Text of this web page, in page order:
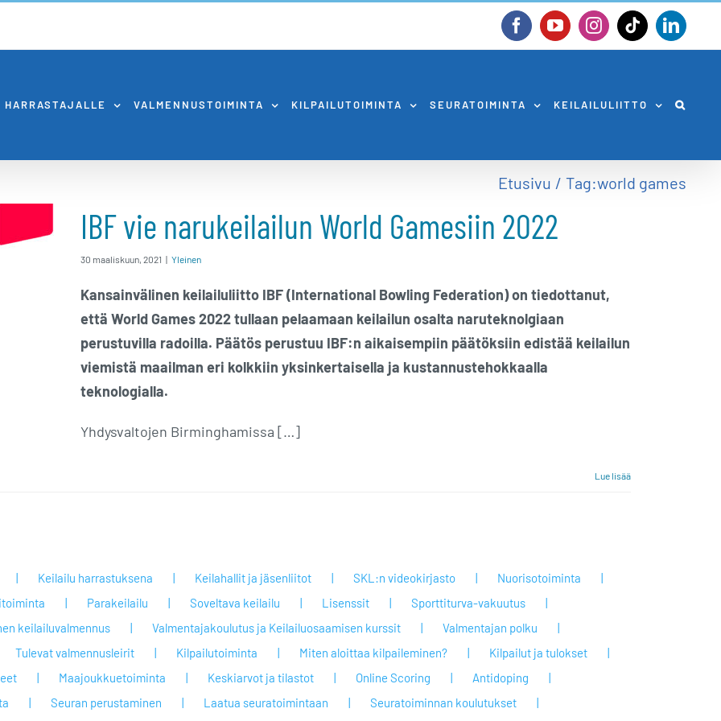
FacebookYouTubeInstagram
Tiktok
HARRASTAJALLE VALMENNUSTOIMINTA KILPAILUTOIMINTA SEURATOIMINTA KEILAILULIITTO
Etusivu Tag:world games
IBF vie narukeilailun World Gamesiin 2022
30 maaliskuun, 2021 | Yleinen
Kansainvälinen keilailuliitto IBF (International Bowling Federation) on tiedottanut,
että World Games 2022 tullaan pelaamaan keilailun osalta naruteknolgiaan
perustuvilla radoilla. Päätös perustuu IBF:n aikaisempiin päätöksiin edistää keilailun
viemistä maailman eri kolkkiin yksinkertaisella ja kustannustehokkaalla
teknologialla.
Yhdysvaltojen Birminghamissa […]
Lue lisää
Keilailu harrastuksena Keilahallit ja jäsenliitot SKL:n videokirjasto
Nuorisotoiminta
Parakeilailu Soveltava keilailu Lisenssit
Sporttiturva-vakuutus
keilailuvalmennus Valmentajakoulutus ja Keilailuosaamisen kurssit
Valmentajan polku
Tulevat valmennusleirit Kilpailutoiminta Miten aloittaa kilpaileminen?
Kilpailut ja tulokset
Maajoukkuetoiminta Keskiarvot ja tilastot Online Scoring
Antidoping
Seuran perustaminen Laatua seuratoimintaan
Seuratoiminnan koulutukset